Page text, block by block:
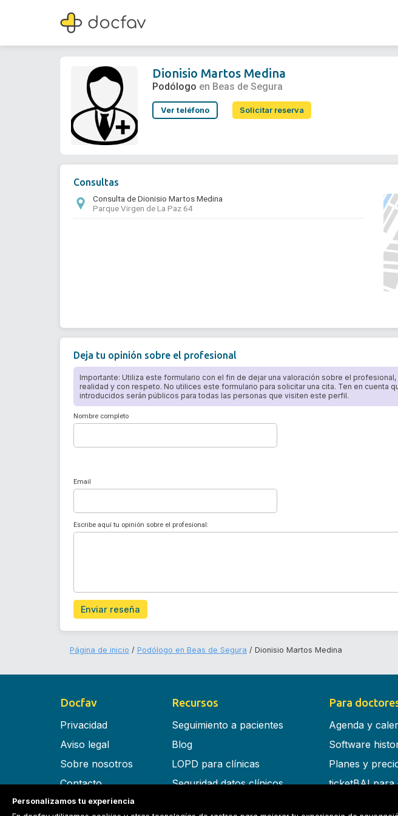
Dionisio Martos Medina
Podólogo
Dionisio Martos Medina
Podólogo en Beas de Segura
Ver teléfono Solicitar reserva
Consultas
Consulta de Dionisio Martos Medina
Parque Virgen de La Paz 64
Deja tu opinión sobre el profesional
Importante: Utiliza este formulario con el fin de dejar una valoración sobre el profesional,
realidad y con respeto. No utilices este formulario para solicitar una cita. Ten en cuenta
introducidos serán públicos para todas las personas que visiten este perfil.
Nombre completo
Email
Escribe aquí tu opinión sobre el profesional:
Enviar reseña
Página de inicio Podólogo en Beas de Segura Dionisio Martos Medina
Docfav
Privacidad
Aviso legal
Sobre nosotros
Contacto
Términos y condiciones
Recursos
Seguimiento a pacientes
Blog
LOPD para clínicas
Seguridad datos clínicos
Para
Agenda y
Software
Planes y
ticketBAI para
Personalizamos tu experiencia